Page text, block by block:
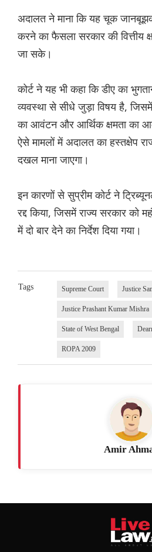
अदालत ने माना कि यह चूक
करने का फैसला सरकार की वित्तीय
जा सके।
कोर्ट ने यह भी कहा कि डीए का
व्यवस्था से सीधे जुड़ा विषय है,
का आवंटन और आर्थिक क्षमता का
ऐसे मामलों में अदालत का हस्तक्षेप
दखल माना जाएगा।
इन कारणों से सुप्रीम कोर्ट ने
रद्द किया, जिसमें राज्य सरकार को
में दो बार देने का निर्देश दिया गया।
Tags Supreme Court Justice
Justice Prashant Kumar Mishra
State of West Bengal
ROPA 2009
Amir